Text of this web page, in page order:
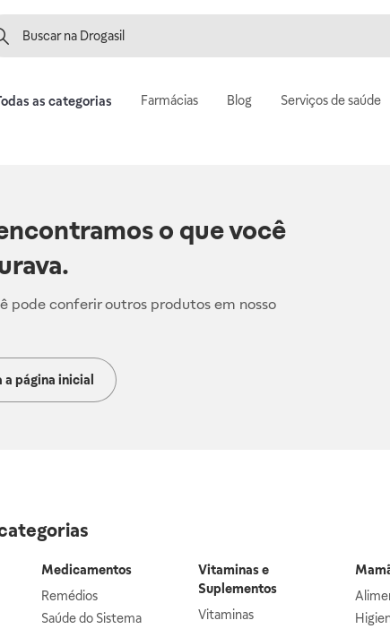
as categorias Farmácias Blog Serviços de saúde
o que você
pode conferir outros produtos em nosso
a página inicial
Medicamentos
Remédios
Saúde do Sistema
Vitaminas e
Suplementos
Vitaminas